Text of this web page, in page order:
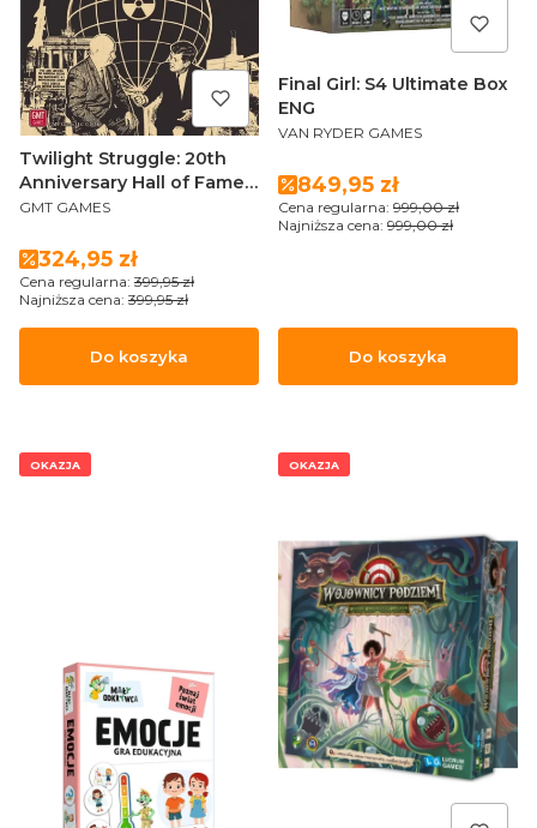
Twilight Struggle: 20th
Anniversary Hall of Fame
Edition ENG
PRODUCENT
GMT GAMES
Cena promocyjna
324,95 zł
Cena regularna: 399,95 zł
Najniższa cena: 399,95 zł
Do koszyka
Final Girl: S4 Ultimate Box
ENG
PRODUCENT
VAN RYDER GAMES
Cena promocyjna
849,95 zł
Cena regularna: 999,00 zł
Najniższa cena: 999,00 zł
Do koszyka
OKAZJA OKAZJA